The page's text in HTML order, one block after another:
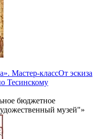
Мастер-классОт эскиза
Тесинскому
бюджетное
музей"»